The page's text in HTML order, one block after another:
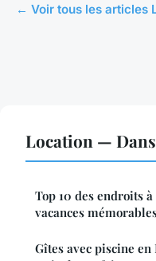
← Voir tous les articles
Location —
Top 10 des endroits
vacances
Gîtes avec piscine en